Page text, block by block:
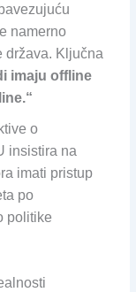
namerno
država. Ključna
imaju offline
o
insistira na
imati pristup
po
politike